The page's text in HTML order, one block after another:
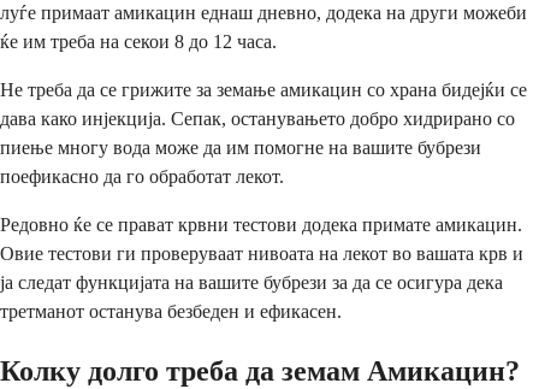
луѓе примаат амикацин еднаш дневно, додека на други можеби
ќе им треба на секои 8 до 12 часа.
Не треба да се грижите за земање амикацин со храна бидејќи се
дава како инјекција. Сепак, останувањето добро хидрирано со
пиење многу вода може да им помогне на вашите бубрези
поефикасно да го обработат лекот.
Редовно ќе се прават крвни тестови додека примате амикацин.
Овие тестови ги проверуваат нивоата на лекот во вашата крв и
ја следат функцијата на вашите бубрези за да се осигура дека
третманот останува безбеден и ефикасен.
Колку долго треба да земам Амикацин?